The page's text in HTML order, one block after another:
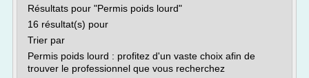
Résultats pour "Permis poids lourd"
16 résultat(s) pour
Trier par
Permis poids lourd : profitez d'un vaste choix afin de
trouver le professionnel que vous recherchez